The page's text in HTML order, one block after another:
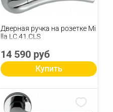
Дверная ручка на розетке Mi
lla LC.41.CLS
14 590 руб
Купить